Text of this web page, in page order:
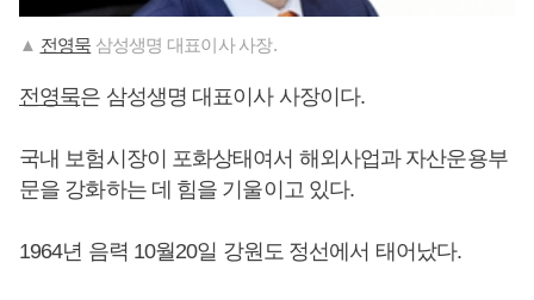
▲ 전영묵 삼성생명 대표이사 사장.
전영묵은 삼성생명 대표이사 사장이다.
국내 보험시장이 포화상태여서 해외사업과 자산운용부
문을 강화하는 데 힘을 기울이고 있다.
1964년 음력 10월20일 강원도 정선에서 태어났다.